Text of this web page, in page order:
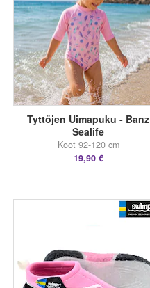
Tyttöjen Uimapuku - Banz
Sealife
Koot 92-120 cm
19,90 €